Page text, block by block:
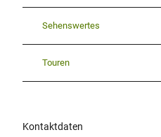
Sehenswertes
Touren
Kontaktdaten